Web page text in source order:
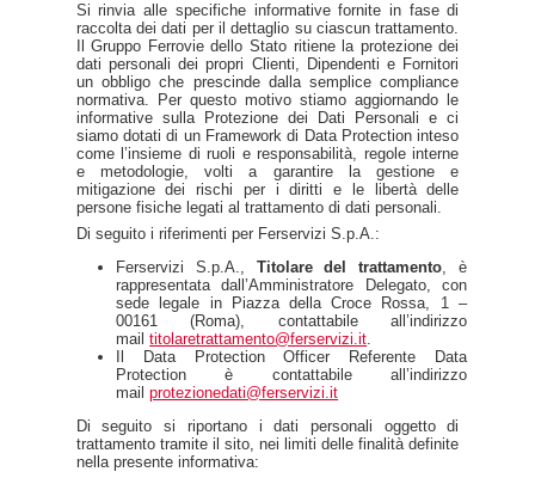
Si rinvia alle specifiche informative fornite in fase di
raccolta dei dati per il dettaglio su ciascun trattamento.
Il Gruppo Ferrovie dello Stato ritiene la protezione dei
dati personali dei propri Clienti, Dipendenti e Fornitori
un obbligo che prescinde dalla semplice compliance
normativa. Per questo motivo stiamo aggiornando le
informative sulla Protezione dei Dati Personali e ci
siamo dotati di un Framework di Data Protection inteso
come l’insieme di ruoli e responsabilità, regole interne
e metodologie, volti a garantire la gestione e
mitigazione dei rischi per i diritti e le libertà delle
persone fisiche legati al trattamento di dati personali.
Di seguito i riferimenti per Ferservizi S.p.A.:
Ferservizi S.p.A., Titolare del trattamento , è
rappresentata dall’Amministratore Delegato, con
sede legale in Piazza della Croce Rossa, 1 –
00161 (Roma), contattabile all’indirizzo
mailtitolaretrattamento@ferservizi.it
Il Data Protection Officer Referente Data
Protection è contattabile all’indirizzo
mailprotezionedati@ferservizi.it
Di seguito si riportano i dati personali oggetto di
trattamento tramite il sito, nei limiti delle finalità definite
nella presente informativa: